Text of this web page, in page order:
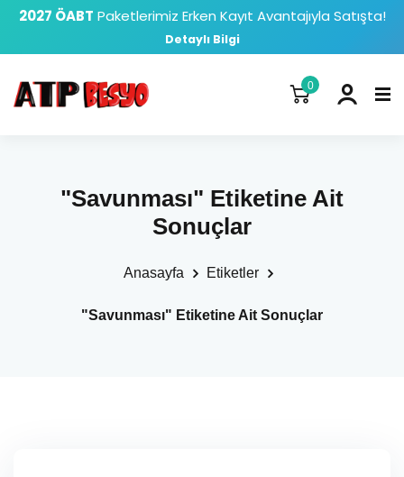
2027 ÖABT Paketlerimiz Erken Kayıt Avantajıyla Satışta!
Detaylı Bilgi
0
"Savunması" Etiketine Ait
Sonuçlar
Anasayfa Etiketler
"Savunması" Etiketine Ait Sonuçlar